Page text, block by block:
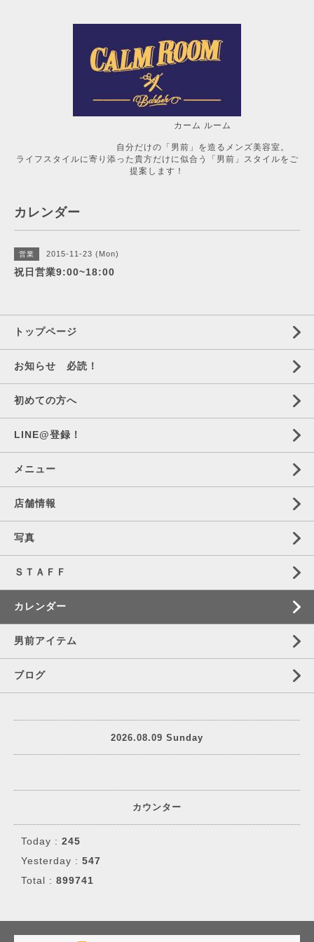
カーム ルーム
自分だけの「男前」を造るメンズ美容室。
ライフスタイルに寄り添った貴方だけに似合う「男前」スタイルをご
提案します！
カレンダー
営業 2015-11-23 (Mon)
祝日営業9:00~18:00
トップページ
お知らせ 必読！
初めての方へ
LINE@登録！
メニュー
店舗情報
写真
ＳＴＡＦＦ
カレンダー
男前アイテム
ブログ
2026.08.09 Sunday
カウンター
Today : 245
Yesterday : 547
Total : 899741